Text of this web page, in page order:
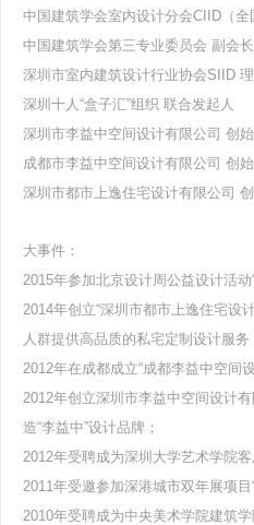
中国建筑学会室内设计分会CIID（全
中国建筑学会第三专业委员会 副会长
深圳市室内建筑设计行业协会SIID
深圳十人“盒子汇”组织 联合发起人
深圳市李益中空间设计有限公司 创
成都市李益中空间设计有限公司 创
深圳市都市上逸住宅设计有限公司
大事件：
2015年参加北京设计周公益设计活动
2014年创立“深圳市都市上逸住宅设
人群提供高品质的私宅定制设计服务
2012年在成都成立“成都李益中空间
2012年创立深圳市李益中空间设计
造“李益中”设计品牌；
2012年受聘成为深圳大学艺术学院客
2011年受邀参加深港城市双年展项目
2010年受聘成为中央美术学院建筑